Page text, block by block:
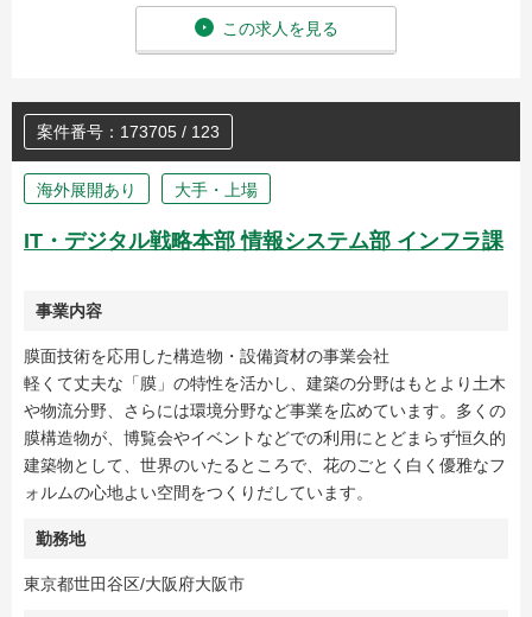
この求人を見る
案件番号：173705 / 123
海外展開あり 大手・上場
IT・デジタル戦略本部 情報システム部 インフラ課
事業内容
膜面技術を応用した構造物・設備資材の事業会社
軽くて丈夫な「膜」の特性を活かし、建築の分野はもとより土木
や物流分野、さらには環境分野など事業を広めています。多くの
膜構造物が、博覧会やイベントなどでの利用にとどまらず恒久的
建築物として、世界のいたるところで、花のごとく白く優雅なフ
ォルムの心地よい空間をつくりだしています。
勤務地
東京都世田谷区/大阪府大阪市